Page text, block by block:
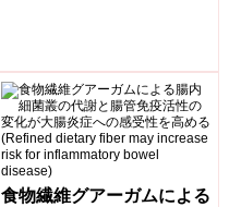
食物繊維グアーガムによる